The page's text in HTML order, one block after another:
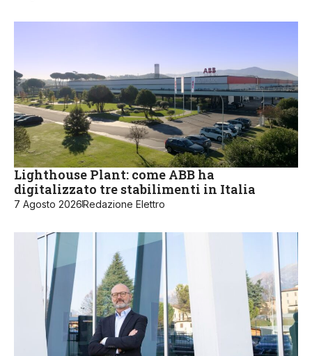
Lighthouse Plant: come ABB ha
digitalizzato tre stabilimenti in Italia
7 Agosto 2026Redazione Elettro